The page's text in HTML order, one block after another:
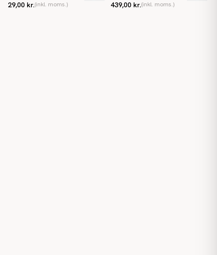
29,00 kr.(inkl. moms.) 439,00 kr.(inkl. moms.)